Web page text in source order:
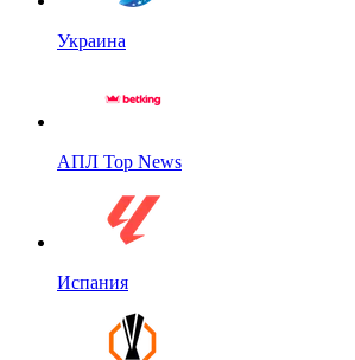
Украина
АПЛ Top News
Испания